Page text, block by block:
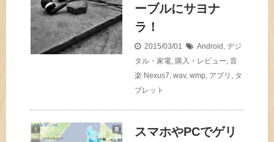
ーブルにサヨナ
ラ！
2015/03/01 Android , デジ
タル・家電, 購入・レビュー, 音
楽 Nexus7, wav, wmp, アプリ , タ
ブレット
スマホやPCでゲリ